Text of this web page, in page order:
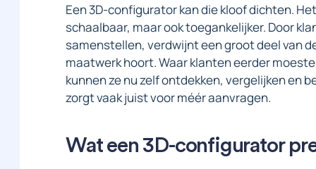
Een 3D-configurator kan die kloof dichten.
schaalbaar, maar ook toegankelijker. Door
samenstellen, verdwijnt een groot deel van
maatwerk hoort. Waar klanten eerder
kunnen ze nu zelf ontdekken, vergelijken en
zorgt vaak juist voor méér aanvragen.
Wat een 3D-configurator